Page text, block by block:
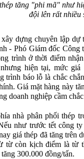
tăng "phi mã" như
đội lên rất nhiều
dựng chuyên lập dự
- Phó Giám đốc
trình ở thời điểm
hiện tại, mức
trình báo lỗ là chắc
Giá mặt hàng này
doanh nghiệp cầm
nhà phân phối thép
như trước tết công
giá thép đã tăng trên
từ còn kịch điểm là từ
300.000 đồng/tấn.